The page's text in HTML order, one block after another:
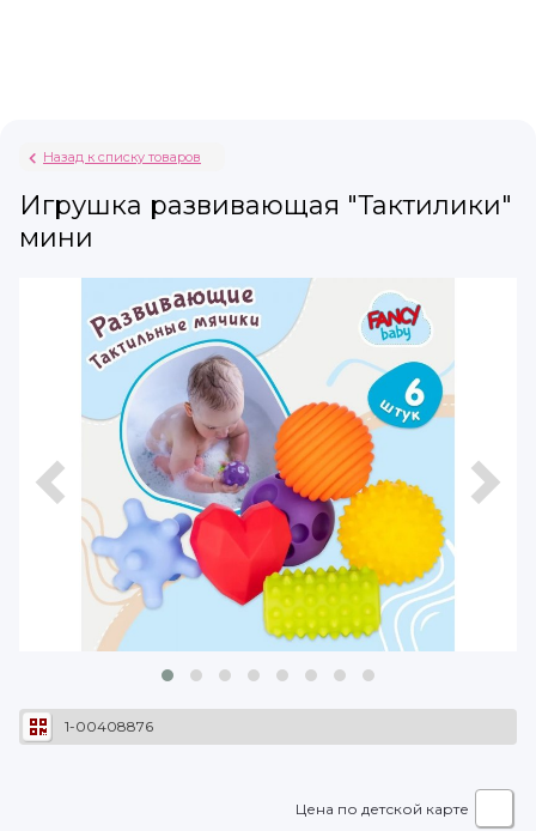
Назад к списку товаров
Игрушка развивающая "Тактилики"
мини
1-00408876
Цена по детской карте